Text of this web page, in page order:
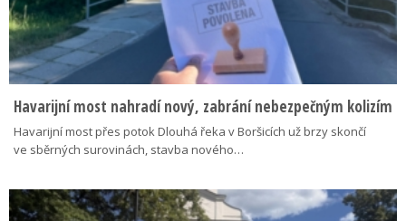
Havarijní most nahradí nový, zabrání nebezpečným kolizím
Havarijní most přes potok Dlouhá řeka v Boršicích už brzy skončí
ve sběrných surovinách, stavba nového…